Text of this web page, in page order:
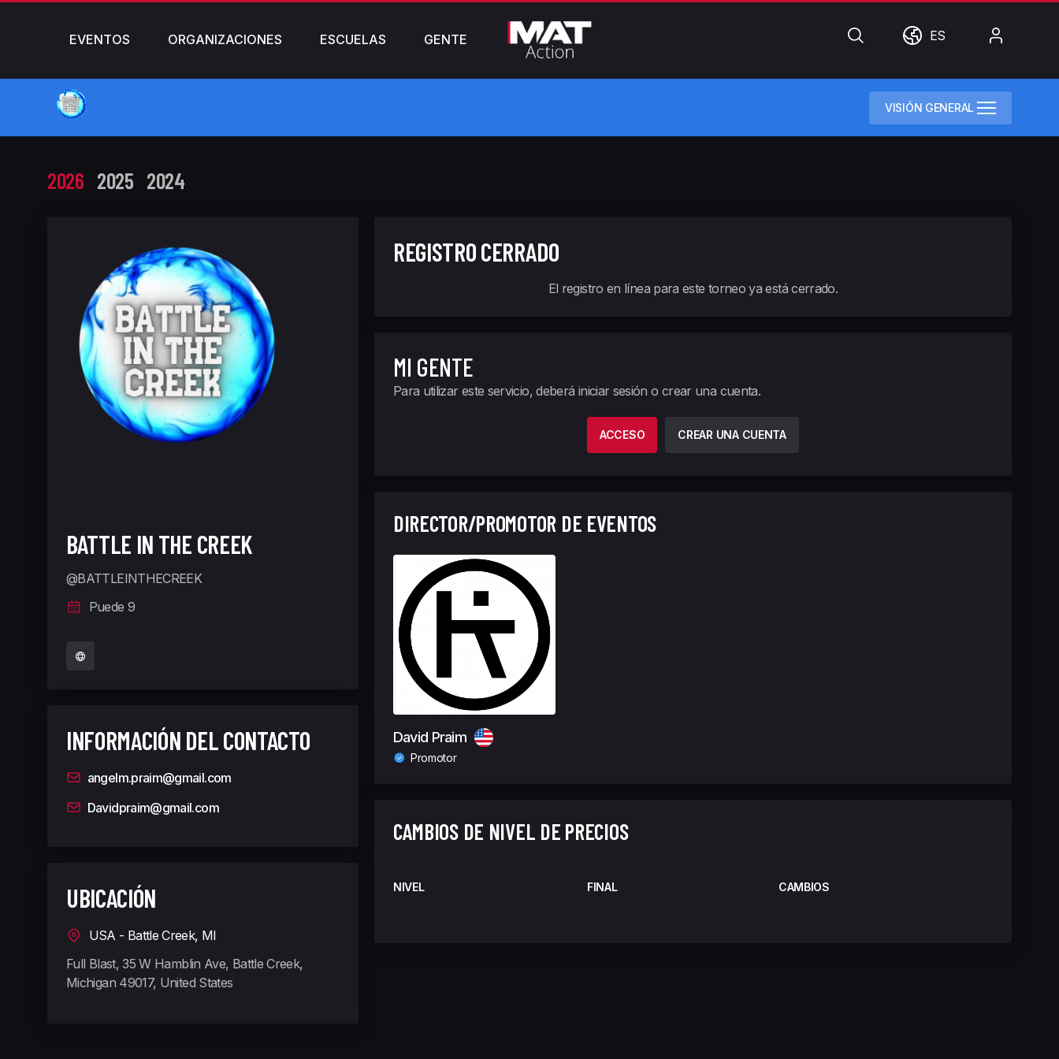
EVENTOS ORGANIZACIONES ESCUELAS GENTE BúsquedaMundo
ES
VISIÓN GENERAL
2026 2025 2024
BATTLE IN THE CREEK
@BATTLEINTHECREEK
Puede 9
INFORMACIÓN DEL CONTACTO
angelm.praim@gmail.com
Davidpraim@gmail.com
UBICACIÓN
USA - Battle Creek, MI
Full Blast, 35 W Hamblin Ave, Battle Creek,
Michigan 49017, United States
REGISTRO CERRADO
El registro en línea para este torneo ya está cerrado.
MI GENTE
Para utilizar este servicio, deberá iniciar sesión o crear una cuenta.
ACCESO CREAR UNA CUENTA
DIRECTOR/PROMOTOR DE EVENTOS
David Praim
Promotor
CAMBIOS DE NIVEL DE PRECIOS
NIVEL FINAL CAMBIOS